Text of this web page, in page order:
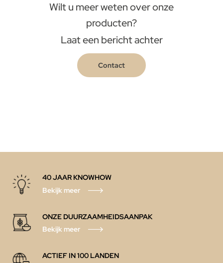
Wilt u meer weten over onze
producten?
Laat een bericht achter
Contact
40 JAAR KNOWHOW
Bekijk meer
ONZE DUURZAAMHEIDSAANPAK
Bekijk meer
ACTIEF IN 100 LANDEN